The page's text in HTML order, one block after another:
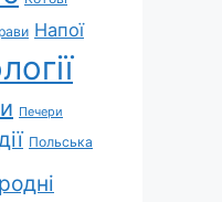
Напої
Печери
Польська